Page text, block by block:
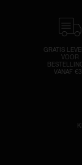
GRATIS
VOOR
VANAF